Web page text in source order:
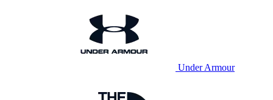
Under Armour